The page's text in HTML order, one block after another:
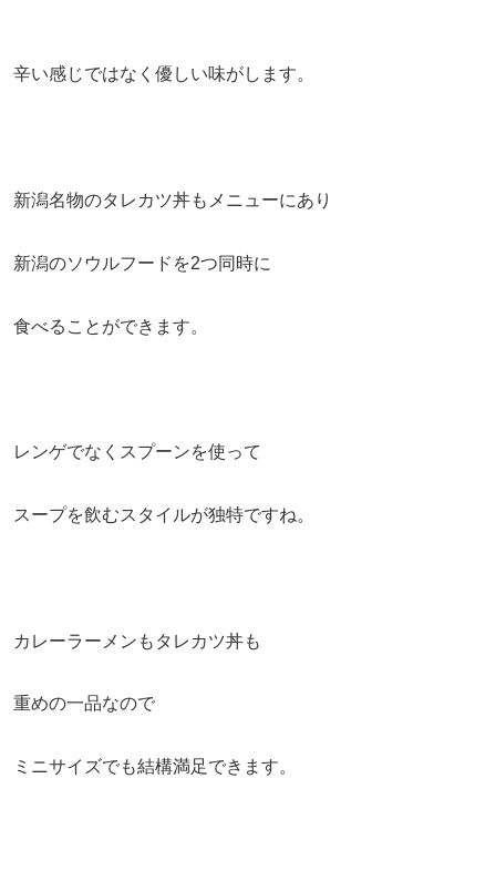
辛い感じではなく優しい味がします。
新潟名物のタレカツ丼もメニューにあり
新潟のソウルフードを2つ同時に
食べることができます。
レンゲでなくスプーンを使って
スープを飲むスタイルが独特ですね。
カレーラーメンもタレカツ丼も
重めの一品なので
ミニサイズでも結構満足できます。